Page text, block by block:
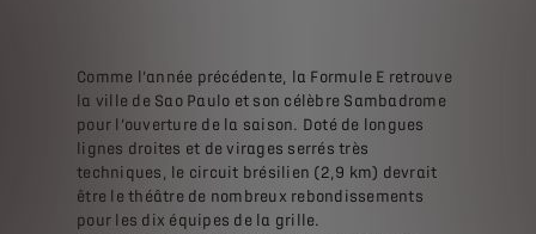
Comme l’année précédente, la Formule E retrouve
la ville de Sao Paulo et son célèbre Sambadrome
pour l’ouverture de la saison. Doté de longues
lignes droites et de virages serrés très
techniques, le circuit brésilien (2,9 km) devrait
être le théâtre de nombreux rebondissements
pour les dix équipes de la grille.